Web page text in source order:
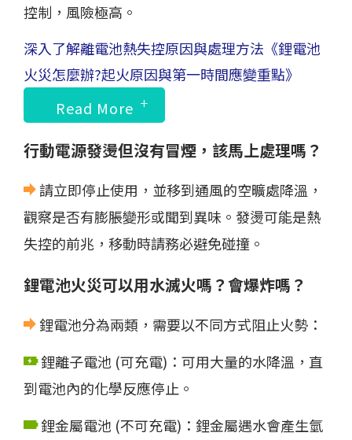
控制，風險極高。
深入了解離電池熱失控原因與處理方法 《鋰電池
火災怎麼辦?起火原因與第一時間應變重點》
Read More
行動電源發燙但沒有冒煙，該馬上處理嗎？
請立即停止使用，並移到通風的空曠處降溫，
觀察是否有膨脹變形或聞到異味。發燙可能是熱
失控的前兆，移動時請務必避免碰撞。
鋰電池火災可以用水滅火嗎？會爆炸嗎？
鋰電池分為兩類，需要以不同方式阻止火勢：
鋰離子電池 (可充電)：可用大量的水降溫，直
到電池內的化學反應停止。
鋰金屬電池 (不可充電)：鋰金屬遇水會產生氫